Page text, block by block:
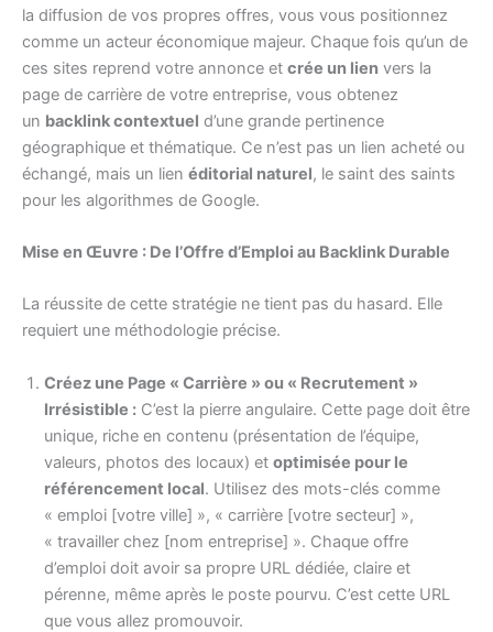
la diffusion de vos propres offres, vous vous positionnez
comme un acteur économique majeur. Chaque fois qu’un de
ces sites reprend votre annonce et crée un lien vers la
page de carrière de votre entreprise, vous obtenez
un backlink contextuel d’une grande pertinence
géographique et thématique. Ce n’est pas un lien acheté ou
échangé, mais un lien éditorial naturel, le saint des saints
pour les algorithmes de Google.
Mise en Œuvre : De l’Offre d’Emploi au Backlink Durable
La réussite de cette stratégie ne tient pas du hasard. Elle
requiert une méthodologie précise.
Créez une Page « Carrière » ou « Recrutement »
Irrésistible : C’est la pierre angulaire. Cette page doit être
unique, riche en contenu (présentation de l’équipe,
valeurs, photos des locaux) et optimisée pour le
référencement local. Utilisez des mots-clés comme
« emploi [votre ville] », « carrière [votre secteur] »,
« travailler chez [nom entreprise] ». Chaque offre
d’emploi doit avoir sa propre URL dédiée, claire et
pérenne, même après le poste pourvu. C’est cette URL
que vous allez promouvoir.